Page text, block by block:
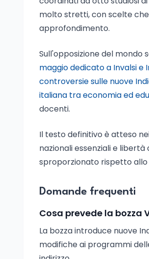
molto stretti, con scelte che
approfondimento.
Sull'opposizione del mondo
maggio dedicato a Invalsi e
controversie sulle nuove
italiana tra economia ed
docenti.
Il testo definitivo è atteso
nazionali essenziali e
sproporzionato rispetto allo
Domande frequenti
Cosa prevede la bozza
La bozza introduce nuove
modifiche ai programmi